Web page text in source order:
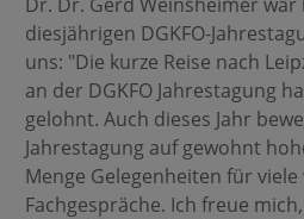
diesjährigen DGKFO-
uns: "Die kurze Reise nach
an der DGKFO Jahrestagung
gelohnt. Auch dieses Jahr
Jahrestagung auf gewohnt
Menge Gelegenheiten für
Fachgespräche. Ich freue